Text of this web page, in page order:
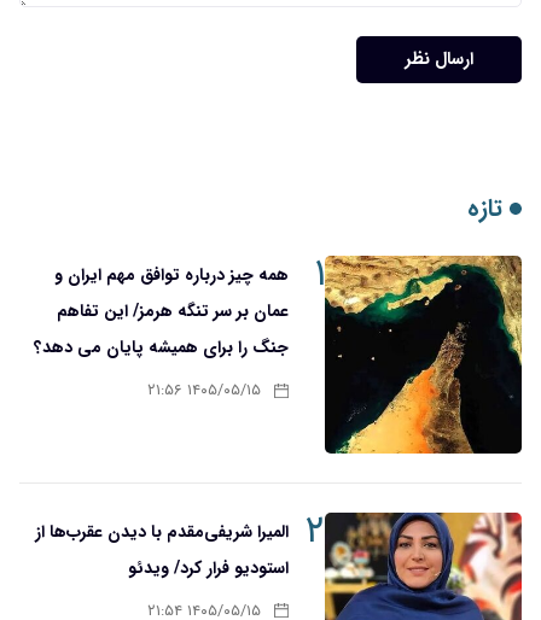
ارسال نظر
تازه
۱
همه چیز درباره توافق مهم ایران و
عمان بر سر تنگه هرمز/ این تفاهم
جنگ را برای همیشه پایان می دهد؟
۱۴۰۵/۰۵/۱۵ ۲۱:۵۶
۲
المیرا شریفی‌مقدم با دیدن عقرب‌ها از
استودیو فرار کرد/ ویدئو
۱۴۰۵/۰۵/۱۵ ۲۱:۵۴